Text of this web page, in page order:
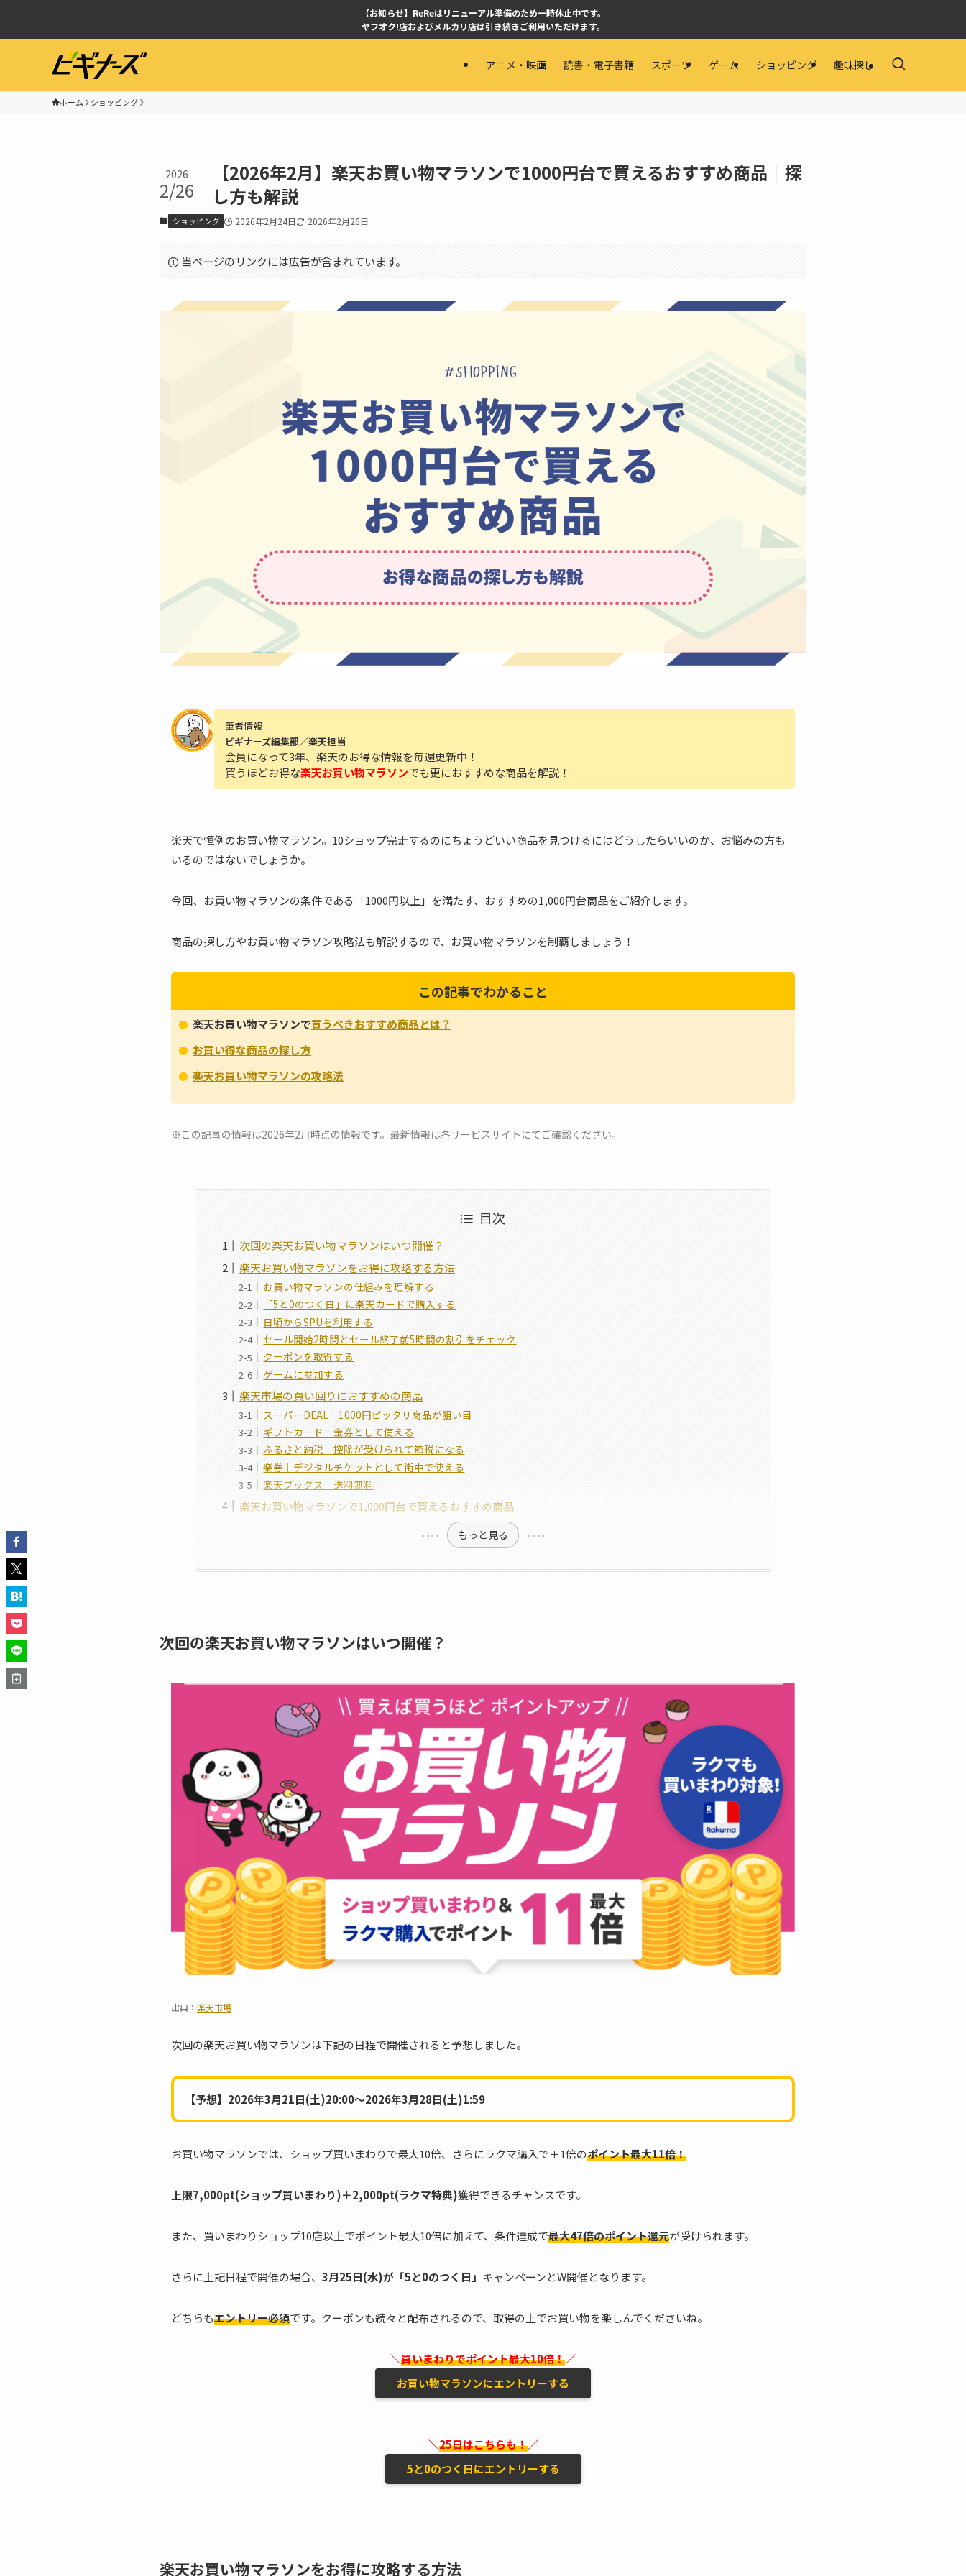
【お知らせ】ReReはリニューアル準備のため一時休止中です。
ヤフオク!店およびメルカリ店は引き続きご利用いただけます。
アニメ・映画 読書・電子書籍 スポーツ ゲーム ショッピング 趣味探し
ホーム ショッピング
【2026年2月】楽天お買い物マラソンで1000円台で買えるおすすめ商品｜探
し方も解説
2026
2/26
ショッピング 2026年2月24日 2026年2月26日
当ページのリンクには広告が含まれています。
筆者情報
ビギナーズ編集部／楽天担当
会員になって3年、楽天のお得な情報を毎週更新中！
買うほどお得な楽天お買い物マラソンでも更におすすめな商品を解説！
楽天で恒例のお買い物マラソン。10ショップ完走するのにちょうどいい商品を見つけるにはどうしたらいいのか、お悩みの方も
いるのではないでしょうか。
今回、お買い物マラソンの条件である「1000円以上」を満たす、おすすめの1,000円台商品をご紹介します。
商品の探し方やお買い物マラソン攻略法も解説するので、お買い物マラソンを制覇しましょう！
この記事でわかること
楽天お買い物マラソンで買うべきおすすめ商品とは？
お買い得な商品の探し方
楽天お買い物マラソンの攻略法
※この記事の情報は2026年2月時点の情報です。最新情報は各サービスサイトにてご確認ください。
目次
次回の楽天お買い物マラソンはいつ開催？
楽天お買い物マラソンをお得に攻略する方法
お買い物マラソンの仕組みを理解する
「5と0のつく日」に楽天カードで購入する
日頃からSPUを利用する
セール開始2時間とセール終了前5時間の割引をチェック
クーポンを取得する
ゲームに参加する
楽天市場の買い回りにおすすめの商品
スーパーDEAL｜1000円ピッタリ商品が狙い目
ギフトカード｜金券として使える
ふるさと納税｜控除が受けられて節税になる
楽券｜デジタルチケットとして街中で使える
楽天ブックス｜送料無料
楽天お買い物マラソンで1,000円台で買えるおすすめ商品
もっと見る
次回の楽天お買い物マラソンはいつ開催？
出典： 楽天市場
次回の楽天お買い物マラソンは下記の日程で開催されると予想しました。
【予想】2026年3月21日(土)20:00～2026年3月28日(土)1:59
お買い物マラソンでは、ショップ買いまわりで最大10倍、さらにラクマ購入で＋1倍のポイント最大11倍！
上限7,000pt(ショップ買いまわり)＋2,000pt(ラクマ特典)獲得できるチャンスです。
また、買いまわりショップ10店以上でポイント最大10倍に加えて、条件達成で最大47倍のポイント還元が受けられます。
さらに上記日程で開催の場合、 3月25日(水)が「5と0のつく日」 キャンペーンとW開催となります。
どちらもエントリー必須です。クーポンも続々と配布されるので、取得の上でお買い物を楽しんでくださいね。
＼買いまわりでポイント最大10倍！／
お買い物マラソンにエントリーする
＼25日はこちらも！／
5と0のつく日にエントリーする
楽天お買い物マラソンをお得に攻略する方法